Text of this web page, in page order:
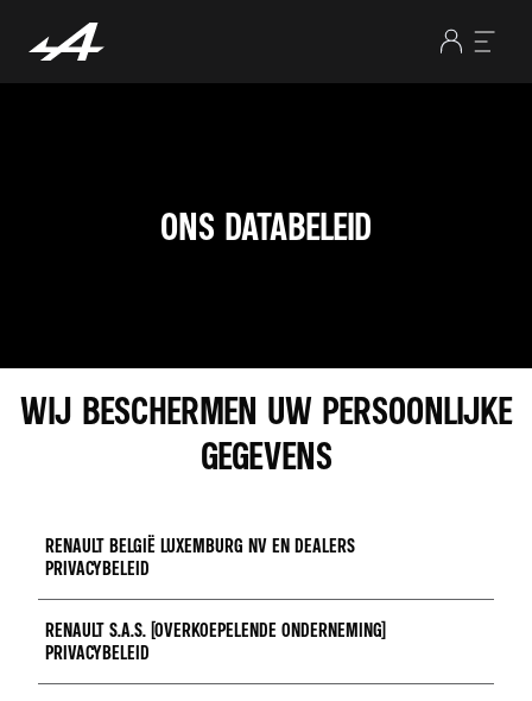
ONS DATABELEID
WIJ BESCHERMEN UW PERSOONLIJKE
GEGEVENS
RENAULT BELGIË LUXEMBURG NV EN DEALERS
PRIVACYBELEID
lees meer
RENAULT S.A.S. (OVERKOEPELENDE ONDERNEMING)
PRIVACYBELEID